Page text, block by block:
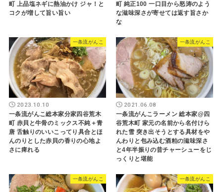
町 上品塩ネギに熱油かけ ジャ！と
コクが増して旨い旨い
町 純正100 一口目から怒涛のよう
な滋味深さが寄せては返す旨さか
な
一条流がんこ
2023.10.10
一条流がんこ総本家分家四谷荒木
町 赤貝と牛骨のミックス不純＋青
唐 舌触りのいいこってり具合とほ
んのりとした赤貝の香りの心地よ
さに痺れる
一条流がんこ
2021.06.08
一条流がんこラーメン 総本家@四
谷荒木町 家元の名前から名付けら
れた雪 突き出そうとする具材をや
んわりと包み込む酒粕の滋味深さ
と4年半振りの昔チャーシューをじ
っくりと堪能
一条流がんこ 一条流がんこ